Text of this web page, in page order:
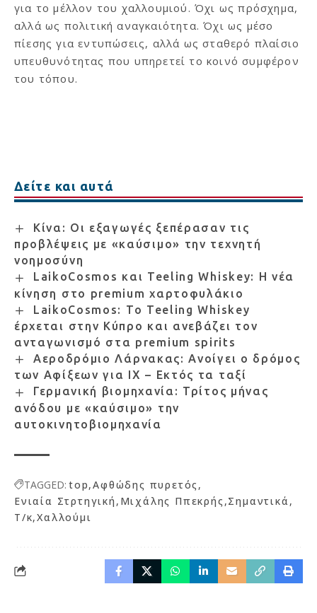
για το μέλλον του χαλλουμιού. Όχι ως πρόσχημα,
αλλά ως πολιτική αναγκαιότητα. Όχι ως μέσο
πίεσης για εντυπώσεις, αλλά ως σταθερό πλαίσιο
υπευθυνότητας που υπηρετεί το κοινό συμφέρον
του τόπου.
Δείτε και αυτά
Κίνα: Οι εξαγωγές ξεπέρασαν τις
προβλέψεις με «καύσιμο» την τεχνητή
νοημοσύνη
LaikoCosmos και Teeling Whiskey: Η νέα
κίνηση στο premium χαρτοφυλάκιο
LaikoCosmos: Το Teeling Whiskey
έρχεται στην Κύπρο και ανεβάζει τον
ανταγωνισμό στα premium spirits
Αεροδρόμιο Λάρνακας: Ανοίγει ο δρόμος
των Αφίξεων για ΙΧ – Εκτός τα ταξί
Γερμανική βιομηχανία: Τρίτος μήνας
ανόδου με «καύσιμο» την
αυτοκινητοβιομηχανία
TAGGED: top Αφθώδης πυρετός
Ενιαία Στρτηγική Μιχάλης Ππεκρής Σημαντικά
Τ/κ Χαλλούμι